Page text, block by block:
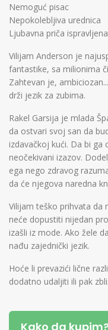
Nemoguć pisac
Nepokolebljiva urednica
Ljubavna priča
Vilijam Anderson je
fantastike, sa milionima
Zahtevan je,
drži jezik za zubima.
Rakel Garsija je mlada
da ostvari svoj san da
izdavačkoj kući. Da bi ga
neočekivani izazov.
ega nego zdravog
da će njegova naredna
Vilijam teško prihvata da
neće dopustiti nijedan
izašli iz mode. Ako žele
nađu zajednički jezik.
Hoće li prevazići lične
dodatno udaljiti ili pak
Kako da